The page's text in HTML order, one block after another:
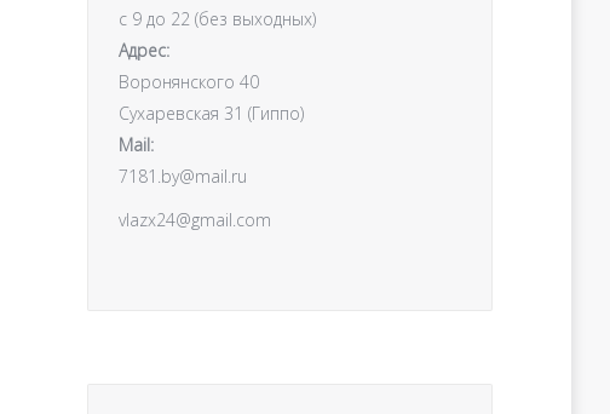
с 9 до 22 (без выходных)
Адрес:
Воронянского 40
Cухаревская 31 (Гиппо)
Mail:
7181.by@mail.ru
vlazx24@gmail.com